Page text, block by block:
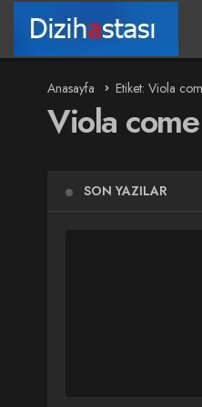
Anasayfa Etiket: Viola
Viola
SON YAZILAR